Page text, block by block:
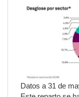
Datos a 31 de